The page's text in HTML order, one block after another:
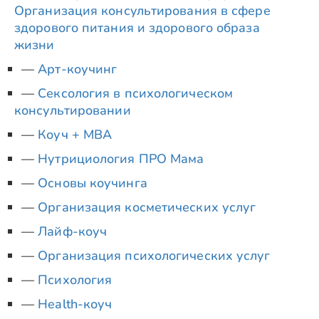
Организация консультирования в сфере
здорового питания и здорового образа
жизни
Арт-коучинг
Сексология в психологическом
консультировании
Коуч + MBA
Нутрициология ПРО Мама
Основы коучинга
Организация косметических услуг
Лайф-коуч
Организация психологических услуг
Психология
Health-коуч